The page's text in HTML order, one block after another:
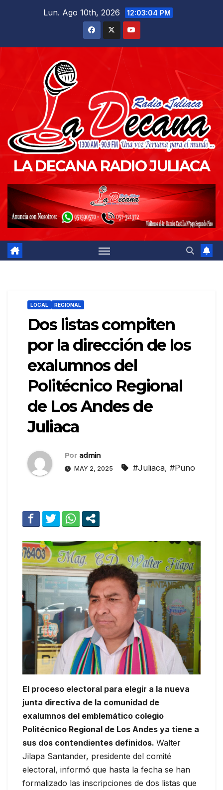
Lun. Ago 10th, 2026 12:03:05 PM
LA DECANA RADIO JULIACA
LOCAL REGIONAL
Dos listas compiten
por la dirección de los
exalumnos del
Politécnico Regional
de Los Andes de
Juliaca
Por admin
MAY 2, 2025 #Juliaca, #Puno
El proceso electoral para elegir a la nueva
junta directiva de la comunidad de
exalumnos del emblemático colegio
Politécnico Regional de Los Andes ya tiene a
sus dos contendientes definidos. Walter
Jilapa Santander, presidente del comité
electoral, informó que hasta la fecha se han
formalizado las inscripciones de dos listas que